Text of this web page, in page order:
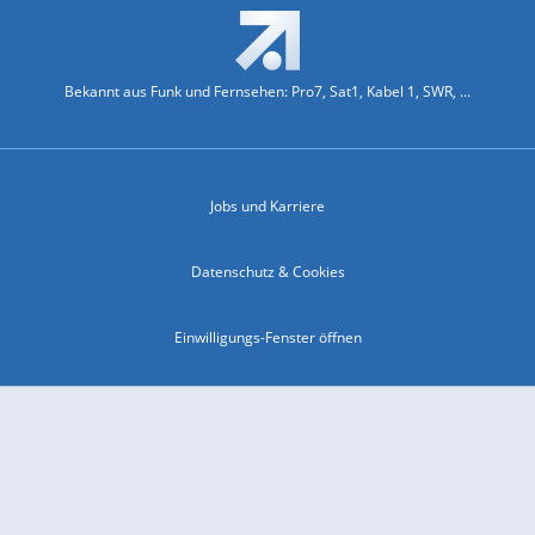
Bekannt aus Funk und Fernsehen: Pro7, Sat1, Kabel 1, SWR, ...
Jobs und Karriere
Datenschutz & Cookies
Einwilligungs-Fenster öffnen